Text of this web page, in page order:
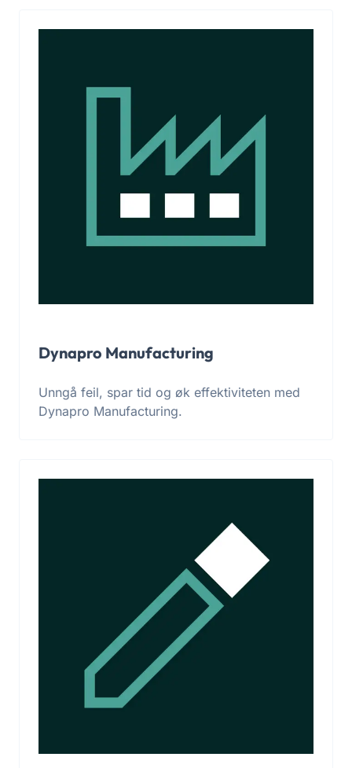
Dynapro Manufacturing
Unngå feil, spar tid og øk effektiviteten med
Dynapro Manufacturing.